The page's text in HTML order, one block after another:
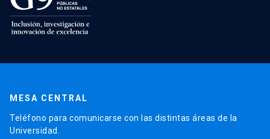
MESA CENTRAL
Teléfono para comunicarse con las distintas áreas de la
Universidad.